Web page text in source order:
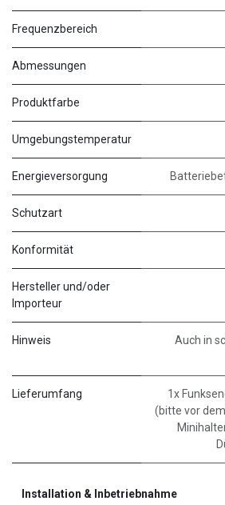
Frequenzbereich
Abmessungen
Produktfarbe
Umgebungstemperatur
Energieversorgung
Schutzart
Konformität
Hersteller und/oder
Importeur
Hinweis
Auch in
Lieferumfang
1x
(bitte vor
Installation & Inbetriebnahme